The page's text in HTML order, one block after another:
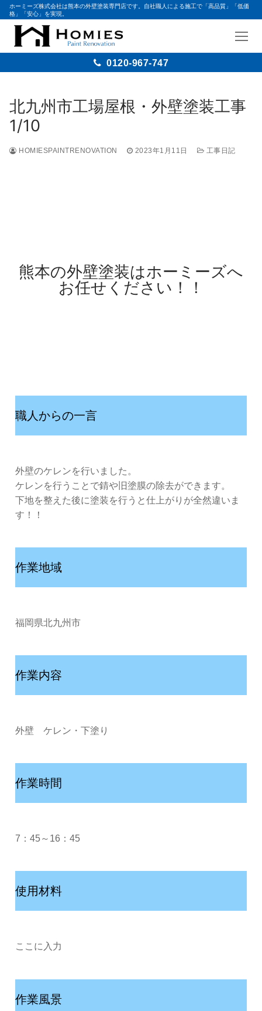
ホーミーズ株式会社は熊本の外壁塗装専門店です。自社職人による施工で「高品質」「低価
格」「安心」を実現。
0120-967-747
北九州市工場屋根・外壁塗装工事
1/10
HOMIESPAINTRENOVATION 2023年1月11日 工事日記
熊本の外壁塗装はホーミーズへ
お任せください！！
職人からの一言
外壁のケレンを行いました。
ケレンを行うことで錆や旧塗膜の除去ができます。
下地を整えた後に塗装を行うと仕上がりが全然違いま
す！！
作業地域
福岡県北九州市
作業内容
外壁 ケレン・下塗り
作業時間
7：45～16：45
使用材料
ここに入力
作業風景